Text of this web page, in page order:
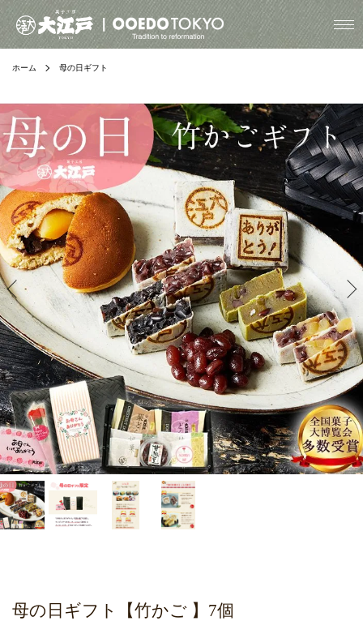
ホーム 母の日ギフト
母の日ギフト【竹かご 】7個